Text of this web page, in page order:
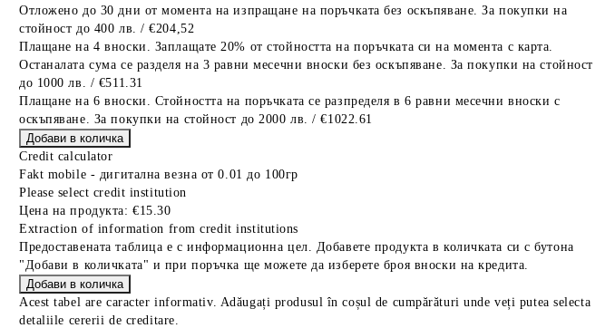
Отложено до 30 дни от момента на изпращане на поръчката без оскъпяване. За покупки на
стойност до 400 лв. / €204,52
Плащане на 4 вноски. Заплащате 20% от стойността на поръчката си на момента с карта.
Останалата сума се разделя на 3 равни месечни вноски без оскъпяване. За покупки на стойност
до 1000 лв. / €511.31
Плащане на 6 вноски. Стойността на поръчката се разпределя в 6 равни месечни вноски с
оскъпяване. За покупки на стойност до 2000 лв. / €1022.61
Credit calculator
Fakt mobile - дигитална везна от 0.01 до 100гр
Please select credit institution
Цена на продукта: €15.30
Extraction of information from credit institutions
Предоставената таблица е с информационна цел. Добавете продукта в количката си с бутона
"Добави в количката" и при поръчка ще можете да изберете броя вноски на кредита.
Acest tabel are caracter informativ. Adăugați produsul în coșul de cumpărături unde veți putea selecta
detaliile cererii de creditare.